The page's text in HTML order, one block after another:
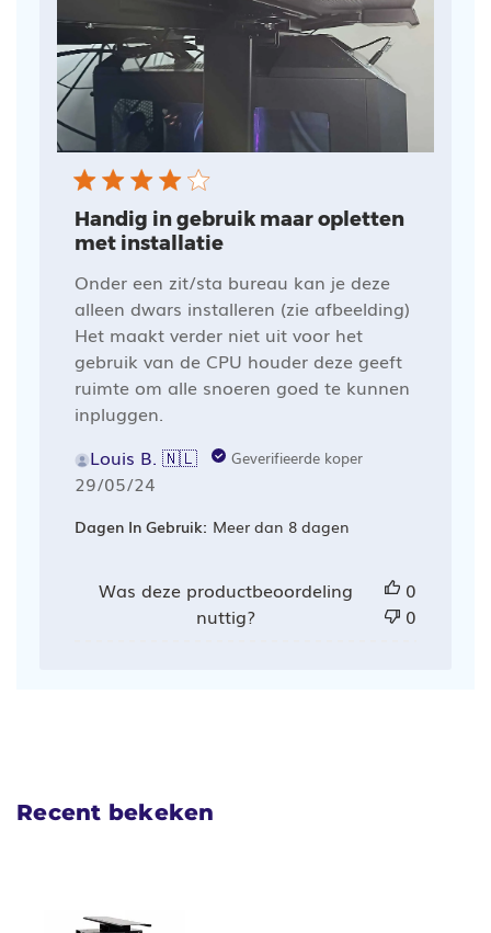
Handig in gebruik maar opletten
met installatie
Onder een zit/sta bureau kan je deze
alleen dwars installeren (zie afbeelding)
Het maakt verder niet uit voor het
gebruik van de CPU houder deze geeft
ruimte om alle snoeren goed te kunnen
inpluggen.
Louis B. 🇳🇱
Geverifieerde koper
Publicatiedatum
29/05/24
Dagen In Gebruik: Meer dan 8 dagen
Was deze productbeoordeling
nuttig?
0
0
Recent bekeken